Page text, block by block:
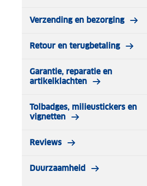
Verzending en bezorging
Retour en terugbetaling
Garantie, reparatie en
artikelklachten
Tolbadges, milieustickers en
vignetten
Reviews
Duurzaamheid